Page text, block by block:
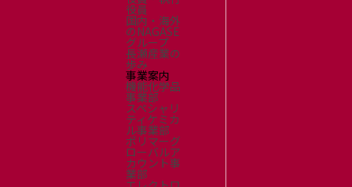
新卒採用（総合・事務職）
役員
国内・海外
のNAGASE
グループ
長瀬産業の
歩み
事業案内
機能化学品
事業部
スペシャリ
ティケミカ
ル事業部
ポリマーグ
ローバルア
カウント事
業部